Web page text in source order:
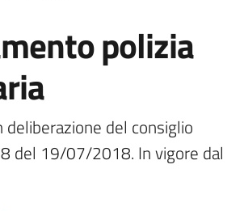
polizia
deliberazione del consiglio
del 19/07/2018. In vigore dal